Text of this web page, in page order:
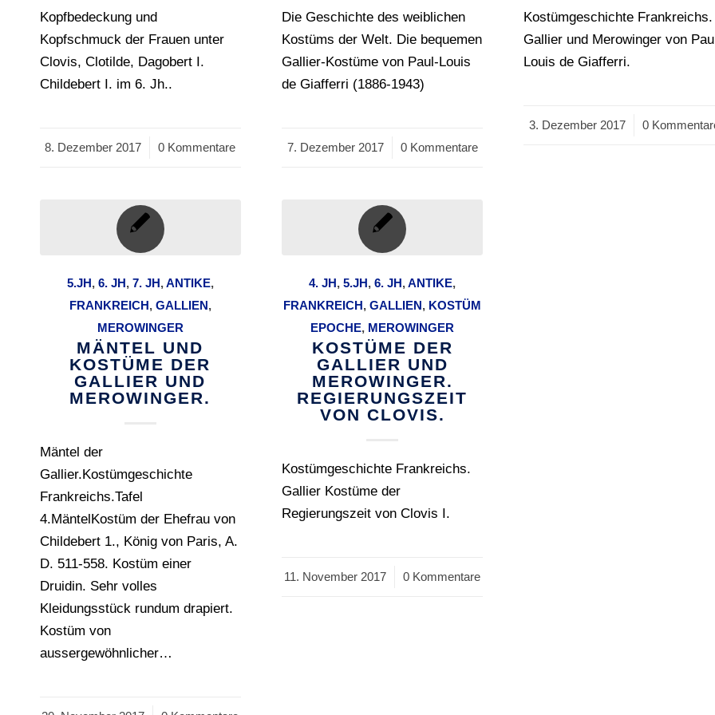
Kopfbedeckung und
Kopfschmuck der Frauen unter
Clovis, Clotilde, Dagobert I.
Childebert I. im 6. Jh..
8. Dezember 2017
/ 0 Kommentare
Die Geschichte des weiblichen
Kostüms der Welt. Die bequemen
Gallier-Kostüme von Paul-Louis
de Giafferri (1886-1943)
7. Dezember 2017
/ 0 Kommentare
Kostümgeschichte Frankreichs.
Gallier und Merowinger von
Louis de Giafferri.
3. Dezember 2017
/ 0
5.JH, 6. JH, 7. JH,ANTIKE,
FRANKREICH, GALLIEN,
MEROWINGER
MÄNTEL UND
KOSTÜME DER
GALLIER UND
MEROWINGER.
Mäntel der
Gallier.Kostümgeschichte
Frankreichs.Tafel
4.MäntelKostüm der Ehefrau von
Childebert 1., König von Paris, A.
D. 511-558. Kostüm einer
Druidin. Sehr volles
Kleidungsstück rundum drapiert.
Kostüm von
aussergewöhnlicher…
4. JH,5.JH,6. JH,ANTIKE,
FRANKREICH,GALLIEN, KOSTÜM
EPOCHE, MEROWINGER
KOSTÜME DER
GALLIER UND
MEROWINGER.
REGIERUNGSZEIT
VON CLOVIS.
Kostümgeschichte Frankreichs.
Gallier Kostüme der
Regierungszeit von Clovis I.
11. November 2017
/ 0 Kommentare